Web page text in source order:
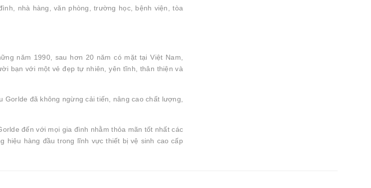
nhà hàng, văn phòng, trường học, bệnh viện, tòa
năm 1990, sau hơn 20 năm có mặt tại Việt Nam,
bạn với một vẻ đẹp tự nhiên, yên tĩnh, thân thiện và
đã không ngừng cải tiến, nâng cao chất lượng,
đến với mọi gia đình nhằm thỏa mãn tốt nhất các
hiệu hàng đầu trong lĩnh vực thiết bị vệ sinh cao cấp